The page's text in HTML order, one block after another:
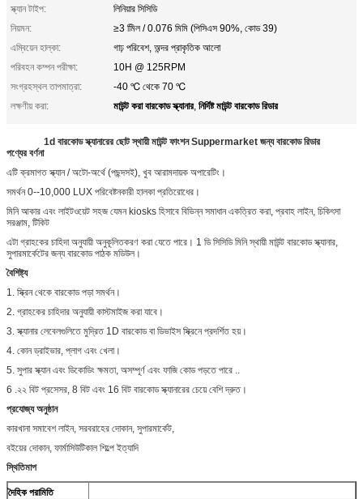
স্ক্যান টাইপ:
লিনিয়ার সিসিডি
নিয়মন:
≥3 মিিল / 0.076 মিমি (পিসিএস 90%, কোড 39)
এম্বিয়েন হাল্কা:
গাঢ় পরিবেশ, অন্দর প্রাকৃতিক আলো
পরিবহন কম্পন পরীক্ষা:
10H @ 125RPM
সংগ্রহস্থল তাপমাত্রা:
-40 ℃ থেকে 70 ℃
লক্ষণীয় করা:
মাউন্ট করা বারকোড স্ক্যানার, নির্দিষ্ট মাউন্ট বারকোড রিডার
1d বারকোড স্ক্যানারের ছোট স্থায়ী মাউন্ট ফাংশন Suppermarket জন্য বারকোড রিডার
পণ্যের বর্ণনা
এটি ক্রমাগত স্ক্যান / অটো-অর্থে (পছন্দসই), খুব আরামদায়ক অপারেটিং।
সমর্থন 0--10,000 LUX পরিবেষ্টনকারী হালকা প্রতিরোধের।
মিনি আকার এবং লাইটওয়েট সহজ যেমন kiosks হিসাবে বিভিন্ন সমাধান একত্রিত করা, প্রবাহ লাইন, চিকিৎসা
সরঞ্জাম, টিকিট
এটা গ্রাহকের চাহিদা অনুযায়ী অনুকূলিতকরণ করা যেতে পারে। 1 ডি সিসিডি মিনি স্থায়ী মাউন্ট বারকোড স্ক্যানার,
সুপারমার্কেটের জন্য বারকোড পাঠক মডিউল।
বৈশিষ্ট্য
1. স্ক্রিন থেকে বারকোড পড়া সমর্থন।
2. গ্রাহকের চাহিদার অনুযায়ী কাস্টমাইজ করা যাবে।
3. স্ক্যানার লেবেলগুলিতে মুদ্রিত 1D বারকোড বা ডিভাইস স্ক্রিনে প্রদর্শিত হয়।
4. কোন ড্রাইভার, প্লাগ এবং খেলা।
5. সুপার স্ক্যান এবং ডিকোডিং ক্ষমতা, অসম্পূর্ণ এবং ফাজি কোড পড়তে পারে ..
6 .২২ বিট প্রসেসর, 8 বিট এবং 16 বিট বারকোড স্ক্যানারের চেয়ে বেশি দ্রুত।
প্রযোজ্য অনুষ্ঠান
কারখানা সমাবেশ লাইন, সরবরাহের দোকান, সুপারমার্কেট,
বইয়ের দোকান, ফার্মাসিউটিকাল শিল্পে ইত্যাদি
স্থিতিমাপ
দৈহিক পরামিতি